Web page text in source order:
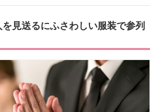
見送るにふさわしい服装で参列